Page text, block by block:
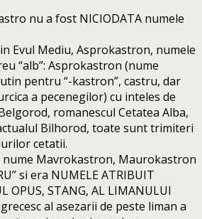
nu a fost NICIODATA numele
Evul Mediu, Asprokastron, numele
“alb”: Asprokastron (nume
pentru “-kastron”, castru, dar
a pecenegilor) cu inteles de
romanescul Cetatea Alba,
Bilhorod, toate sunt trimiteri
cetatii.
nume Mavrokastron, Maurokastron
si era NUMELE ATRIBUIT
OPUS, STANG, AL LIMANULUI
al asezarii de peste liman a